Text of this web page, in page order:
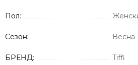
Пол
Сезон
БРЕНД Tiffi